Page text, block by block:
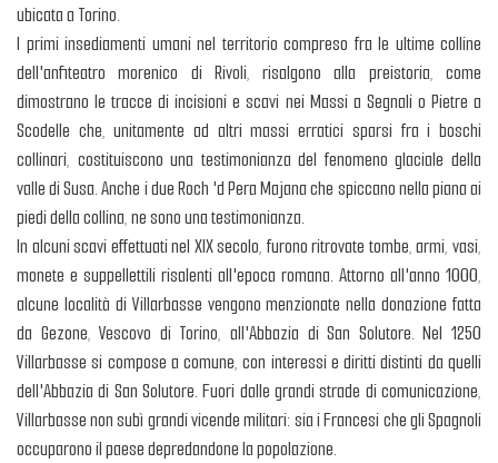
ubicata a Torino.
I primi insediamenti umani nel territorio compreso fra le ultime colline
dell'anfiteatro morenico di Rivoli, risalgono alla preistoria, come
dimostrano le tracce di incisioni e scavi nei Massi a Segnali o Pietre a
Scodelle che, unitamente ad altri massi erratici sparsi fra i boschi
collinari, costituiscono una testimonianza del fenomeno glaciale della
valle di Susa. Anche i due Roch 'd Pera Majana che spiccano nella piana ai
piedi della collina, ne sono una testimonianza.
In alcuni scavi effettuati nel XIX secolo, furono ritrovate tombe, armi, vasi,
monete e suppellettili risalenti all'epoca romana. Attorno all'anno 1000,
alcune località di Villarbasse vengono menzionate nella donazione fatta
da Gezone, Vescovo di Torino, all'Abbazia di San Solutore. Nel 1250
Villarbasse si compose a comune, con interessi e diritti distinti da quelli
dell'Abbazia di San Solutore. Fuori dalle grandi strade di comunicazione,
Villarbasse non subì grandi vicende militari: sia i Francesi che gli Spagnoli
occuparono il paese depredandone la popolazione.